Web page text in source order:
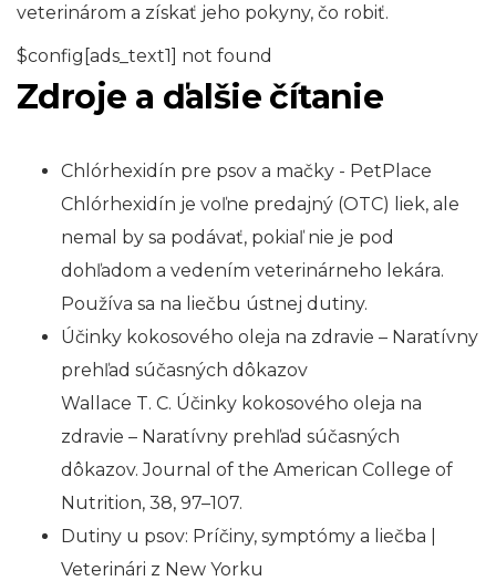
veterinárom a získať jeho pokyny, čo robiť.
$config[ads_text1] not found
Zdroje a ďalšie čítanie
Chlórhexidín pre psov a mačky - PetPlace
Chlórhexidín je voľne predajný (OTC) liek, ale
nemal by sa podávať, pokiaľ nie je pod
dohľadom a vedením veterinárneho lekára.
Používa sa na liečbu ústnej dutiny.
Účinky kokosového oleja na zdravie – Naratívny
prehľad súčasných dôkazov
Wallace T. C. Účinky kokosového oleja na
zdravie – Naratívny prehľad súčasných
dôkazov. Journal of the American College of
Nutrition, 38, 97–107.
Dutiny u psov: Príčiny, symptómy a liečba |
Veterinári z New Yorku